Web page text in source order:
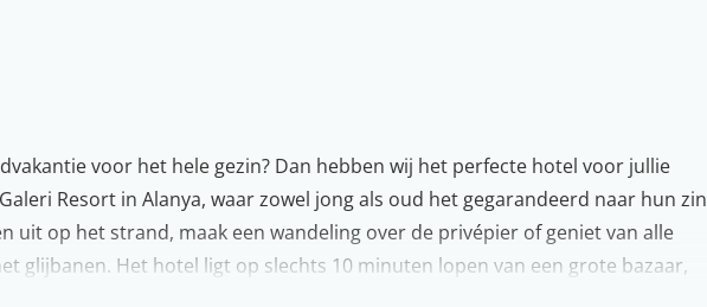
voor het hele gezin? Dan hebben wij het perfecte hotel voor jullie
Resort in Alanya, waar zowel jong als oud het gegarandeerd naar hun zin
uit op het strand, maak een wandeling over de privépier of geniet van alle
glijbanen. Het hotel ligt op slechts 10 minuten lopen van een grote bazaar,
thuisfront kunnen scoren. De ruime kamers zijn netjes ingericht en voorzien